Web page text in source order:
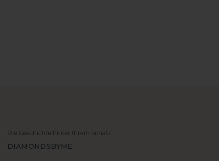
Die Geschichte hinter Ihrem Schatz
DIAMONDSBYME